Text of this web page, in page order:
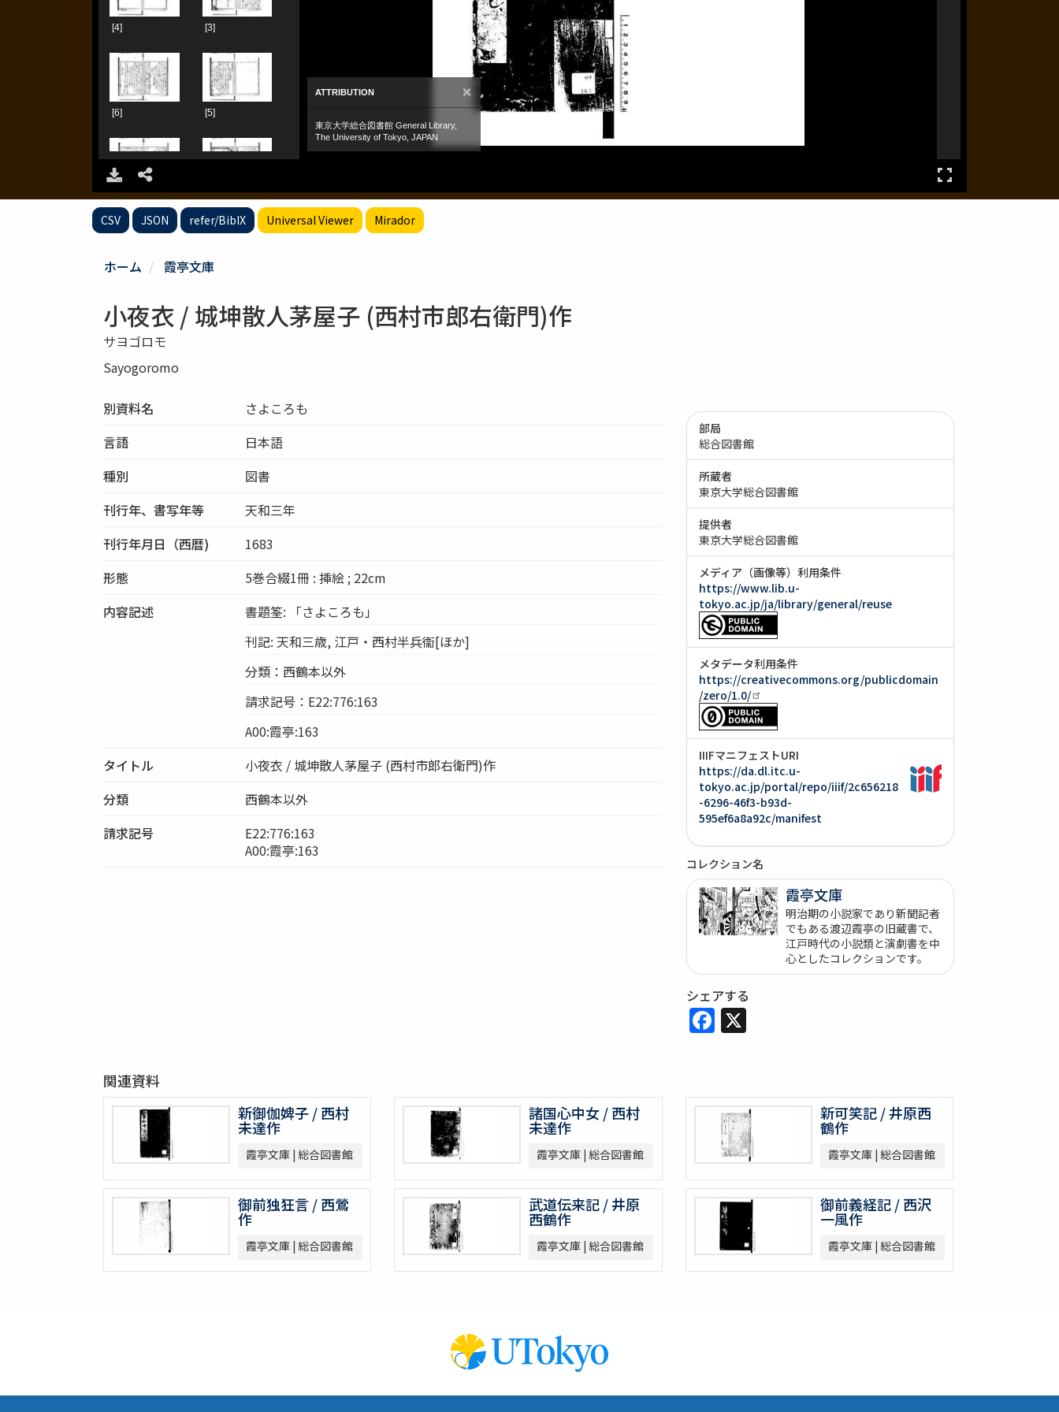
CSV JSON refer/BibIX Universal Viewer Mirador
ホーム 霞亭文庫
小夜衣 / 城坤散人茅屋子 (西村市郎右衛門)作
サヨゴロモ
Sayogoromo
別資料名
さよころも
言語
日本語
種別
図書
刊行年、書写年等
天和三年
刊行年月日（西暦)
1683
形態
5巻合綴1冊 : 挿絵 ; 22cm
内容記述
書題筌: 「さよころも」
刊記: 天和三歳, 江戸・西村半兵衞[ほか]
分類：西鶴本以外
請求記号：E22:776:163
A00:霞亭:163
タイトル
小夜衣 / 城坤散人茅屋子 (西村市郎右衛門)作
分類
西鶴本以外
請求記号
E22:776:163
A00:霞亭:163
部局
総合図書館
所蔵者
東京大学総合図書館
提供者
東京大学総合図書館
メディア（画像等）利用条件
https://www.lib.u-
tokyo.ac.jp/ja/library/general/reuse
メタデータ利用条件
https://creativecommons.org/publicdomain
/zero/1.0/
IIIFマニフェストURI
https://da.dl.itc.u-
tokyo.ac.jp/portal/repo/iiif/2c656218
-6296-46f3-b93d-
595ef6a8a92c/manifest
コレクション名
霞亭文庫
明治期の小説家であり新聞記者
でもある渡辺霞亭の旧蔵書で、
江戸時代の小説類と演劇書を中
心としたコレクションです。
シェアする
Facebook
X
関連資料
新御伽婢子 / 西村
未達作
霞亭文庫 | 総合図書館
諸国心中女 / 西村
未達作
霞亭文庫 | 総合図書館
新可笑記 / 井原西
鶴作
霞亭文庫 | 総合図書館
御前独狂言 / 西鶯
作
霞亭文庫 | 総合図書館
武道伝来記 / 井原
西鶴作
霞亭文庫 | 総合図書館
御前義経記 / 西沢
一風作
霞亭文庫 | 総合図書館